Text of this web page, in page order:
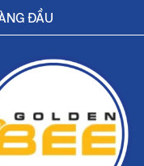
ĐẦU